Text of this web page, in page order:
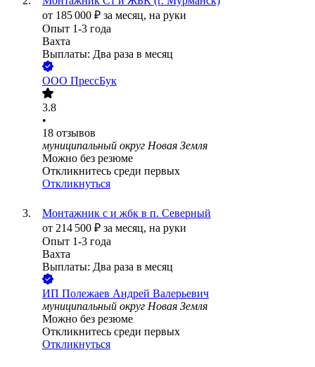
от 185 000 ₽ за месяц, на руки
Опыт 1-3 года
Вахта
Выплаты: Два раза в месяц
ООО ПрессБук
3.8
•
18 отзывов
муниципальный округ Новая Земля
Можно без резюме
Откликнитесь среди первых
Откликнуться
Монтажник с и жбк в п. Северный
от 214 500 ₽ за месяц, на руки
Опыт 1-3 года
Вахта
Выплаты: Два раза в месяц
ИП Полежаев Андрей Валерьевич
муниципальный округ Новая Земля
Можно без резюме
Откликнитесь среди первых
Откликнуться